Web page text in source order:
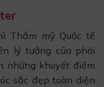
Thẩm mỹ Quốc tế
lý tưởng của phái
những khuyết điểm
sắc đẹp toàn diện